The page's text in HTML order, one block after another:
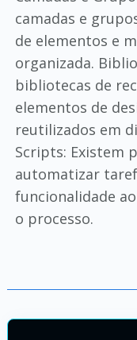
camadas e
de elementos e
organizada.
bibliotecas de
elementos de
reutilizados em
Scripts: Existem
automatizar
funcionalidade
o processo.